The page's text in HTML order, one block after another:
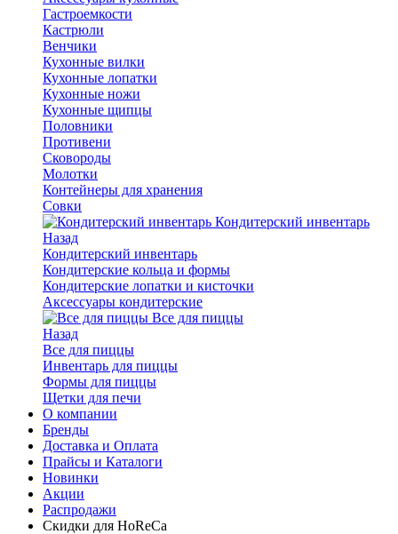
Гастроемкости
Кастрюли
Венчики
Кухонные вилки
Кухонные лопатки
Кухонные ножи
Кухонные щипцы
Половники
Противени
Сковороды
Молотки
Контейнеры для хранения
Совки
Кондитерский инвентарь
Назад
Кондитерский инвентарь
Кондитерские кольца и формы
Кондитерские лопатки и кисточки
Аксессуары кондитерские
Все для пиццы
Назад
Все для пиццы
Инвентарь для пиццы
Формы для пиццы
Щетки для печи
О компании
Бренды
Доставка и Оплата
Прайсы и Каталоги
Новинки
Акции
Распродажи
Скидки для HoReCa